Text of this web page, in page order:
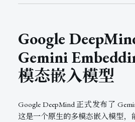
Google
Gemini
模态嵌入模型
Google DeepMind 正式发布了
这是一个原生的多模态嵌入模型，